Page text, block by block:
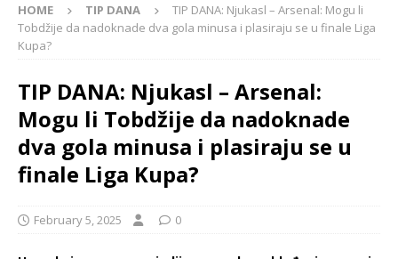
HOME TIP DANA
TIP DANA: Njukasl – Arsenal: Mogu li
Tobdžije da nadoknade dva gola minusa i plasiraju se u finale Liga
Kupa?
TIP DANA: Njukasl – Arsenal:
Mogu li Tobdžije da nadoknade
dva gola minusa i plasiraju se u
finale Liga Kupa?
February 5, 2025 0